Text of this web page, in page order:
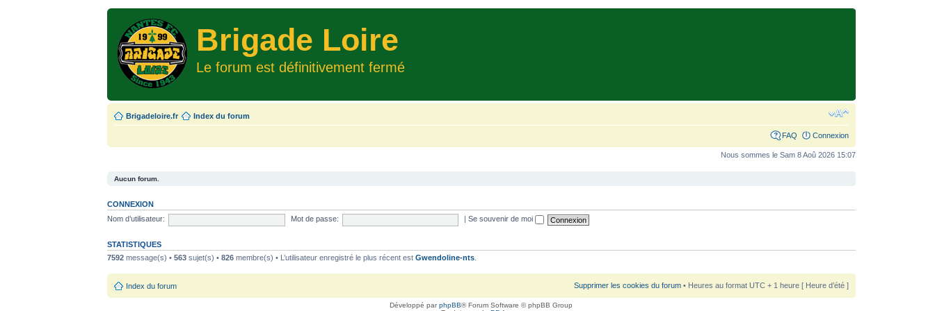
Brigade Loire
Le forum est définitivement fermé
Brigadeloire.fr Index du forum
FAQ Connexion
Nous sommes le Sam 8 Aoû 2026 15:07
Aucun forum.
CONNEXION
Nom d’utilisateur:
Mot de passe: Se souvenir de moi
STATISTIQUES
7592 message(s) •563 sujet(s) •826 membre(s) • L’utilisateur enregistré le plus récent estGwendoline-nts
Index du forum Supprimer les cookies du forum• Heures au format UTC + 1 heure [ Heure d’été ]
Développé parphpBB® Forum Software © phpBB Group